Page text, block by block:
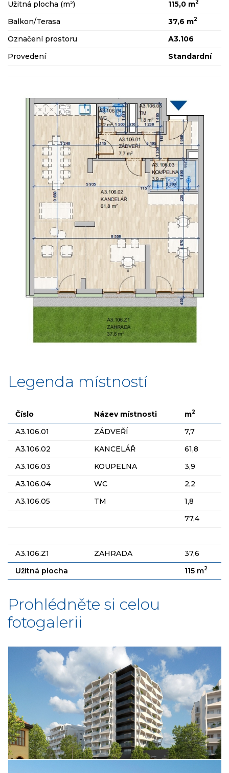
Užitná plocha (m²)
115,0 m2
Balkon/Terasa 37,6 m2
Označení prostoru
A3.106
Provedení
Standardní
Legenda místností
Číslo Název místnosti m2
A3.106.01 ZÁDVEŘÍ
7,7
A3.106.02
KANCELÁŘ
61,8
A3.106.03
KOUPELNA
3,9
A3.106.04
WC
2,2
A3.106.05
TM
1,8
77,4
A3.106.Z1 ZAHRADA
37,6
Užitná plocha
115 m2
Prohlédněte si celou
fotogalerii